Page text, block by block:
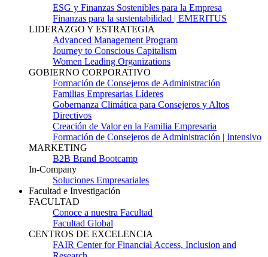
ESG y Finanzas Sostenibles para la Empresa
Finanzas para la sustentabilidad | EMERITUS
LIDERAZGO Y ESTRATEGIA
Advanced Management Program
Journey to Conscious Capitalism
Women Leading Organizations
GOBIERNO CORPORATIVO
Formación de Consejeros de Administración
Familias Empresarias Líderes
Gobernanza Climática para Consejeros y Altos
Directivos
Creación de Valor en la Familia Empresaria
Formación de Consejeros de Administración | Intensivo
MARKETING
B2B Brand Bootcamp
In-Company
Soluciones Empresariales
Facultad e Investigación
FACULTAD
Conoce a nuestra Facultad
Facultad Global
CENTROS DE EXCELENCIA
FAIR Center for Financial Access, Inclusion and